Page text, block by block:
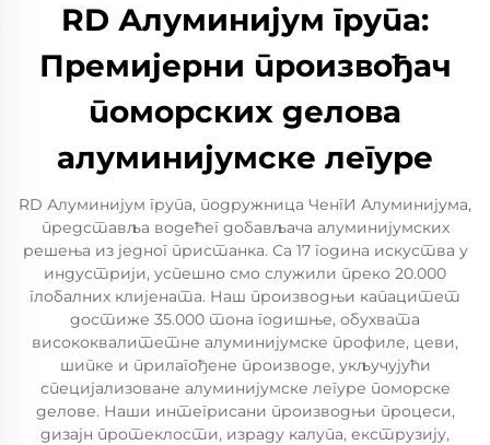
RD Алуминијум група:
Премијерни произвођач
поморских делова
алуминијумске легуре
RD Алуминијум група, подружница ЧенгИ Алуминијума,
представља водећег добављача алуминијумских
решења из једног пристанка. Са 17 година искуства у
индустрији, успешно смо служили преко 20.000
глобалних клијената. Наш производњи капацитет
достиже 35.000 тона годишње, обухвата
висококвалитетне алуминијумске профиле, цеви,
шипке и прилагођене производе, укључујући
специјализоване алуминијумске легуре поморске
делове. Наши интегрисани производњи процеси,
дизајн протеклости, израду калупа, екструзију,